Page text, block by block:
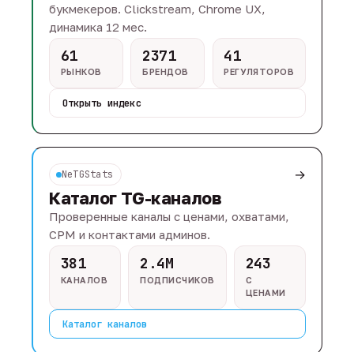
букмекеров. Clickstream, Chrome UX,
динамика 12 мес.
61
РЫНКОВ
2371
БРЕНДОВ
41
РЕГУЛЯТОРОВ
Открыть индекс
NeTGStats →
Каталог TG-каналов
Проверенные каналы с ценами, охватами,
CPM и контактами админов.
381
КАНАЛОВ
2.4M
ПОДПИСЧИКОВ
243
С
ЦЕНАМИ
Каталог каналов